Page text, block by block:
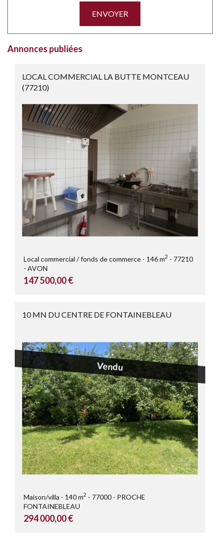
ENVOYER
Annonces publiées
LOCAL COMMERCIAL LA BUTTE MONTCEAU
(77210)
Local commercial / fonds de commerce 146 m2
77210
AVON
147 500,00 €
10 MN DU CENTRE DE FONTAINEBLEAU
Vendu
Maison/villa 140 m2 77000
PROCHE
FONTAINEBLEAU
294 000,00 €